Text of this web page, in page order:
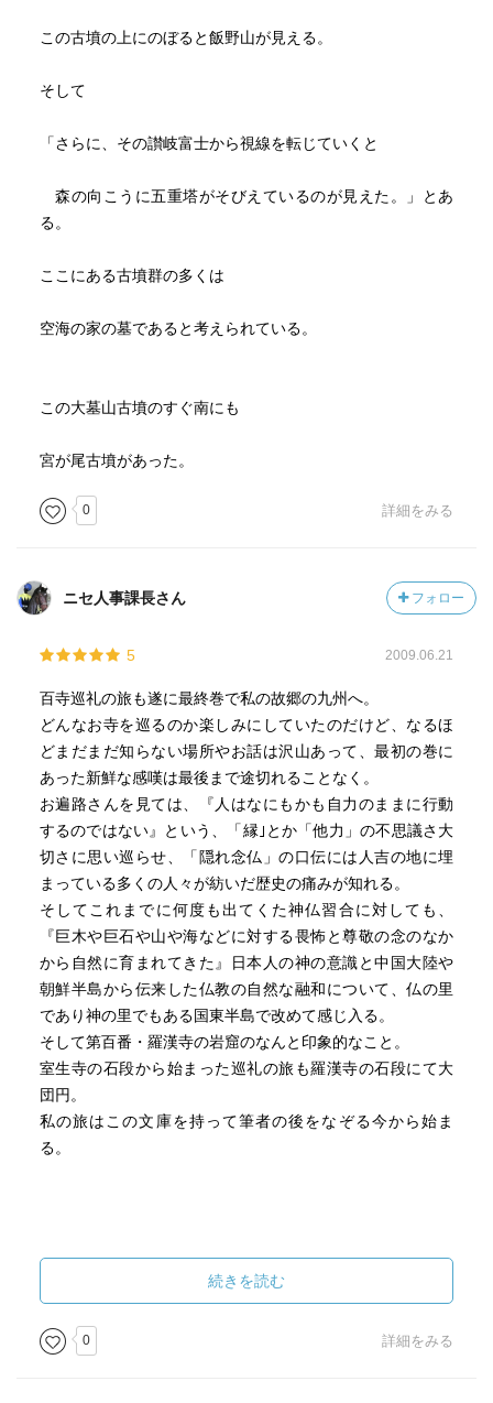
この古墳の上にのぼると飯野山が見える。
そして
「さらに、その讃岐富士から視線を転じていくと
森の向こうに五重塔がそびえているのが見えた。」とあ
る。
ここにある古墳群の多くは
空海の家の墓であると考えられている。
この大墓山古墳のすぐ南にも
宮が尾古墳があった。
0 詳細をみる
ニセ人事課長さん フォロー
5 2009.06.21
百寺巡礼の旅も遂に最終巻で私の故郷の九州へ。
どんなお寺を巡るのか楽しみにしていたのだけど、なるほ
どまだまだ知らない場所やお話は沢山あって、最初の巻に
あった新鮮な感嘆は最後まで途切れることなく。
お遍路さんを見ては、『人はなにもかも自力のままに行動
するのではない』という、「縁｣とか「他力」の不思議さ大
切さに思い巡らせ、「隠れ念仏」の口伝には人吉の地に埋
まっている多くの人々が紡いだ歴史の痛みが知れる。
そしてこれまでに何度も出てくた神仏習合に対しても、
『巨木や巨石や山や海などに対する畏怖と尊敬の念のなか
から自然に育まれてきた』日本人の神の意識と中国大陸や
朝鮮半島から伝来した仏教の自然な融和について、仏の里
であり神の里でもある国東半島で改めて感じ入る。
そして第百番・羅漢寺の岩窟のなんと印象的なこと。
室生寺の石段から始まった巡礼の旅も羅漢寺の石段にて大
団円。
私の旅はこの文庫を持って筆者の後をなぞる今から始ま
る。
続きを読む
0 詳細をみる